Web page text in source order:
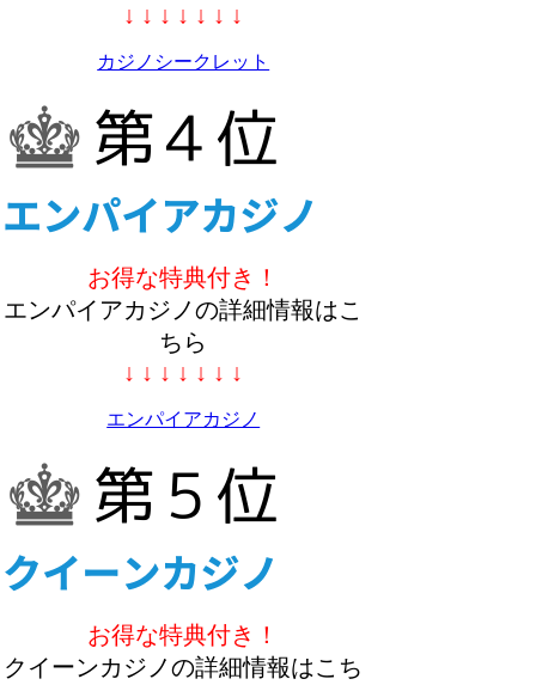
↓ ↓ ↓ ↓ ↓ ↓ ↓
カジノシークレット
お得な特典付き！
エンパイアカジノの詳細情報はこ
ちら
↓ ↓ ↓ ↓ ↓ ↓ ↓
エンパイアカジノ
お得な特典付き！
クイーンカジノの詳細情報はこち